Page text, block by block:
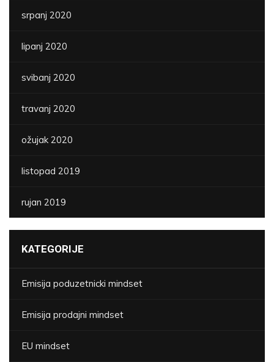
srpanj 2020
lipanj 2020
svibanj 2020
travanj 2020
ožujak 2020
listopad 2019
rujan 2019
KATEGORIJE
Emisija poduzetnicki mindset
Emisija prodajni mindset
EU mindset